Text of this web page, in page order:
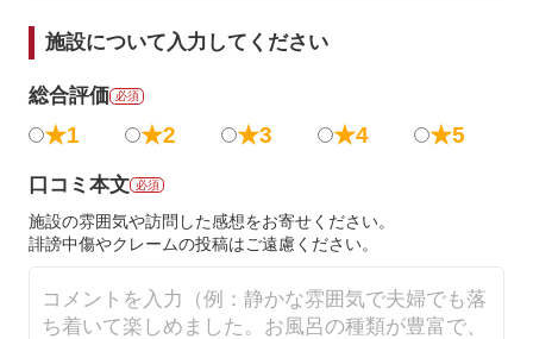
施設について入力してください
総合評価 必須
★1 ★2 ★3 ★4 ★5
口コミ本文 必須
施設の雰囲気や訪問した感想をお寄せください。
誹謗中傷やクレームの投稿はご遠慮ください。